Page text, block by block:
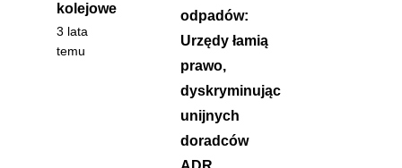
kolejowe
3 lata
temu
odpadów:
Urzędy łamią
prawo,
dyskryminując
unijnych
doradców